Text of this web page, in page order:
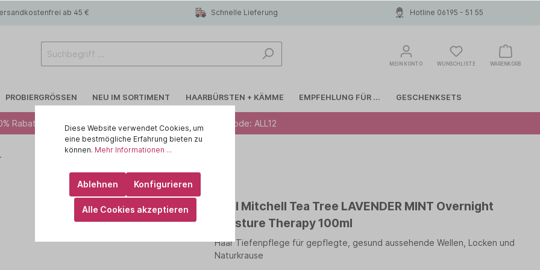
ab 45 € Schnelle Lieferung Hotline 06195 - 51 55
MEIN KONTO WUNSCHLISTE WARENKORB
PROBIERGRÖSSEN NEU IM SORTIMENT HAARBÜRSTEN + KÄMME EMPFEHLUNG FÜR ... GESCHENKSETS
CHI
id HAIR
KEMON - Yo Cond LIERAC
MARULA OIL MOROCCANOIL
Blondiertes Haar
Trockenshampoo
Feines Haar Anti-Schuppen
Rabatt ab 49 € - Code: ALL10 · 12% Rabatt ab 79 € - Code: ALL12
Paul Mitchell Tea Tree LAVENDER MINT Overnight
Moisture Therapy 100ml
Haar Tiefenpflege für gepflegte, gesund aussehende Wellen, Locken und
Naturkrause
Diese Website verwendet Cookies, um
eine bestmögliche Erfahrung bieten zu
können. Mehr Informationen ...
Ablehnen Konfigurieren
Alle Cookies akzeptieren